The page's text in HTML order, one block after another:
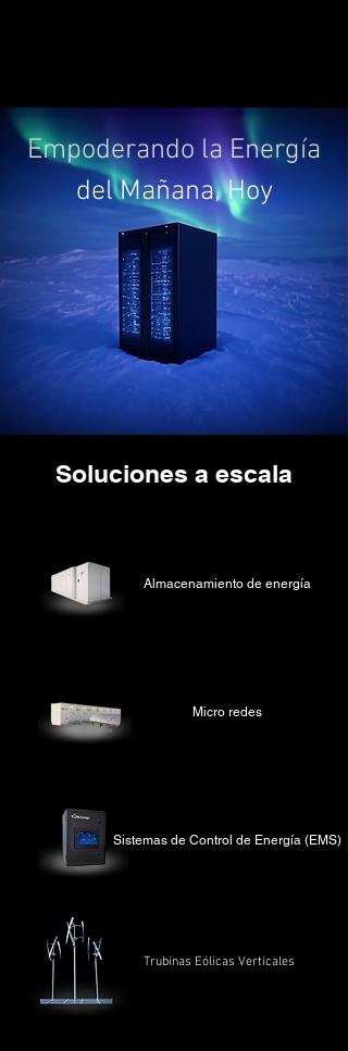
Empoderando la Energía
del Mañana, Hoy
Soluciones a escala
Almacenamiento de energía
Micro redes
Sistemas de Control de Energía (EMS)
Trubinas Eólicas Verticales